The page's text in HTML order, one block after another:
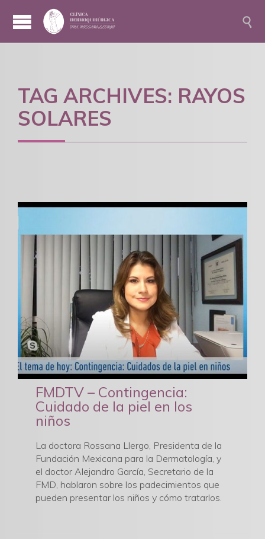

TAG ARCHIVES: RAYOS
SOLARES
FMDTV – Contingencia:
Cuidado de la piel en los
niños
La doctora Rossana Llergo, Presidenta de la
Fundación Mexicana para la Dermatología, y
el doctor Alejandro García, Secretario de la
FMD, hablaron sobre los padecimientos que
pueden presentar los niños y cómo tratarlos.